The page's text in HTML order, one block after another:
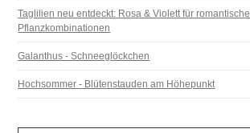
Taglilien neu entdeckt: Rosa & Violett für romantische
Pflanzkombinationen
Galanthus - Schneeglöckchen
Hochsommer - Blütenstauden am Höhepunkt